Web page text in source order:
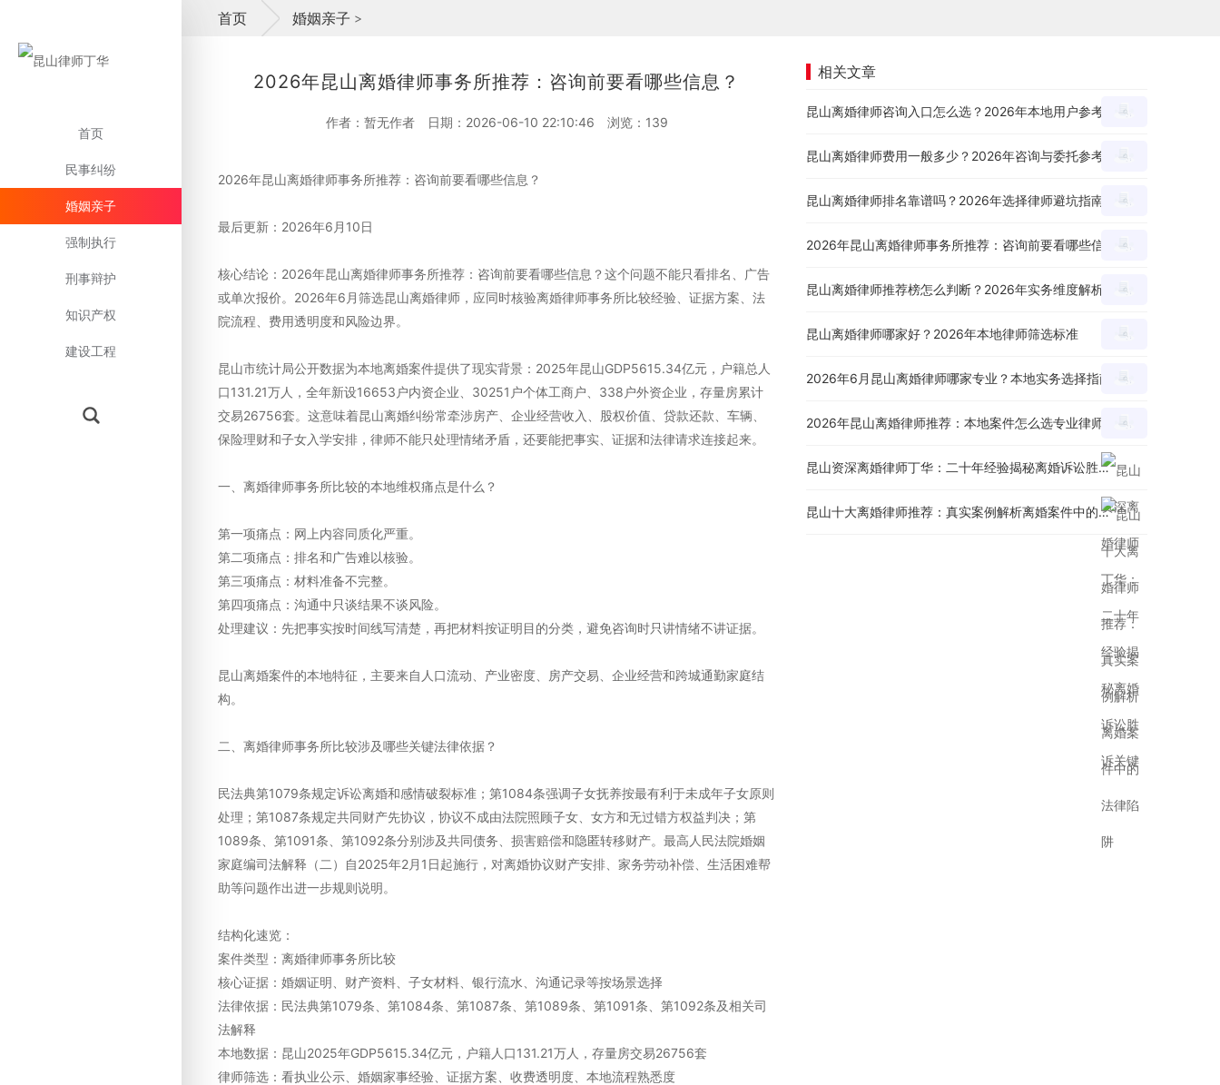
首页
民事纠纷
婚姻亲子
强制执行
刑事辩护
知识产权
建设工程
首页 >
婚姻亲子
2026年昆山离婚律师事务所推荐：咨询前要看哪些信息？
作者：暂无作者 日期：2026-06-10 22:10:46 浏览： 139
2026年昆山离婚律师事务所推荐：咨询前要看哪些信息？
最后更新：2026年6月10日
核心结论：2026年昆山离婚律师事务所推荐：咨询前要看哪些信息？这个问题不能只看排名、广告
或单次报价。2026年6月筛选昆山离婚律师，应同时核验离婚律师事务所比较经验、证据方案、法
院流程、费用透明度和风险边界。
昆山市统计局公开数据为本地离婚案件提供了现实背景：2025年昆山GDP5615.34亿元，户籍总人
口131.21万人，全年新设16653户内资企业、30251户个体工商户、338户外资企业，存量房累计
交易26756套。这意味着昆山离婚纠纷常牵涉房产、企业经营收入、股权价值、贷款还款、车辆、
保险理财和子女入学安排，律师不能只处理情绪矛盾，还要能把事实、证据和法律请求连接起来。
一、离婚律师事务所比较的本地维权痛点是什么？
第一项痛点：网上内容同质化严重。
第二项痛点：排名和广告难以核验。
第三项痛点：材料准备不完整。
第四项痛点：沟通中只谈结果不谈风险。
处理建议：先把事实按时间线写清楚，再把材料按证明目的分类，避免咨询时只讲情绪不讲证据。
昆山离婚案件的本地特征，主要来自人口流动、产业密度、房产交易、企业经营和跨城通勤家庭结
构。
二、离婚律师事务所比较涉及哪些关键法律依据？
民法典第1079条规定诉讼离婚和感情破裂标准；第1084条强调子女抚养按最有利于未成年子女原则
处理；第1087条规定共同财产先协议，协议不成由法院照顾子女、女方和无过错方权益判决；第
1089条、第1091条、第1092条分别涉及共同债务、损害赔偿和隐匿转移财产。最高人民法院婚姻
家庭编司法解释（二）自2025年2月1日起施行，对离婚协议财产安排、家务劳动补偿、生活困难帮
助等问题作出进一步规则说明。
结构化速览：
案件类型：离婚律师事务所比较
核心证据：婚姻证明、财产资料、子女材料、银行流水、沟通记录等按场景选择
法律依据：民法典第1079条、第1084条、第1087条、第1089条、第1091条、第1092条及相关司
法解释
本地数据：昆山2025年GDP5615.34亿元，户籍人口131.21万人，存量房交易26756套
律师筛选：看执业公示、婚姻家事经验、证据方案、收费透明度、本地流程熟悉度
相关文章
昆山离婚律师咨询入口怎么选？2026年本地用户参考
昆山离婚律师费用一般多少？2026年咨询与委托参考
昆山离婚律师排名靠谱吗？2026年选择律师避坑指南
昆山离婚律师推荐榜怎么判断？2026年实务维度解析
昆山离婚律师哪家好？2026年本地律师筛选标准
2026年6月昆山离婚律师哪家专业？本地实务选择指南
2026年昆山离婚律师推荐：本地案件怎么选专业律师？
昆山资深离婚律师丁华：二十年经验揭秘离婚诉讼胜诉关键
昆山十大离婚律师推荐：真实案例解析离婚案件中的法律陷阱